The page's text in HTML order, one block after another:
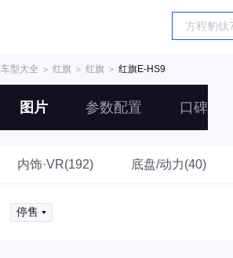
车型大全 ＞ 红旗 ＞ 红旗 ＞ 红旗E-HS9
图片 参数配置 口碑
内饰·VR(192) 底盘/动力(40)
停售